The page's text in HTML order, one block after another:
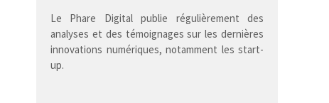
Le Phare Digital publie régulièrement des
analyses et des témoignages sur les dernières
innovations numériques, notamment les start-
up.